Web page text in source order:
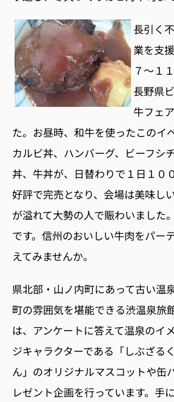
長引く
業を支
７〜１
長野県
牛フェ
た。お昼時、和牛を使ったこのイ
カルビ丼、ハンバーグ、ビーフシ
丼、牛丼が、日替わりで１日１０
好評で完売となり、会場は美味し
が溢れて大勢の人で賑わいました
です。信州のおいしい牛肉をパー
えてみませんか。
県北部・山ノ内町にあって古い温
町の雰囲気を堪能できる渋温泉旅
は、アンケートに答えて温泉のイ
ジキャラクターである「しぶざるく
ん」のオリジナルマスコットや缶
レゼント企画を行っています。手